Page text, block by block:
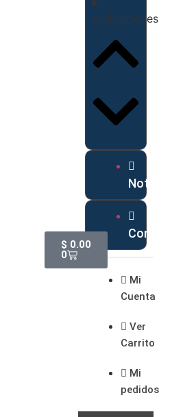
$ 0.00
0
Aplicaciones
Noticias
Contáctanos
Mi
Cuenta
Ver
Carrito
Mi
pedidos